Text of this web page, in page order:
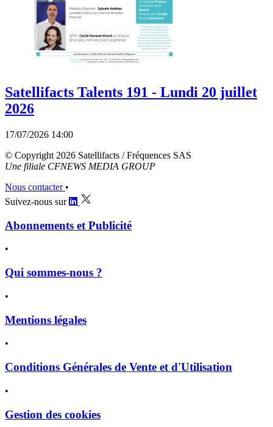
Satellifacts Talents 191 - Lundi 20 juillet
2026
17/07/2026 14:00
© Copyright 2026 Satellifacts / Fréquences SAS
Une filiale CFNEWS MEDIA GROUP
Nous contacter •
Suivez-nous sur
Abonnements et Publicité
•
Qui sommes-nous ?
•
Mentions légales
•
Conditions Générales de Vente et d'Utilisation
•
Gestion des cookies